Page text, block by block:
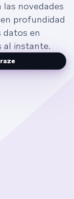
las novedades
profundidad
datos en
al instante.